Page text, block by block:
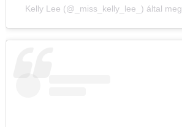
Kelly Lee (@_miss_kelly_lee_) által